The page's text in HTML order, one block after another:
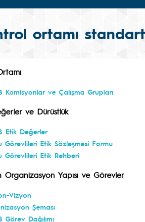
ortamı
Komisyonlar ve Çalışma Grupları
ve Dürüstlük
Etik Değerler
Görevlileri Etik Sözleşmesi Formu
Görevlileri Etik Rehberi
Organizasyon Yapısı ve Görevler
Vizyon
Şeması
Görev Dağılımı